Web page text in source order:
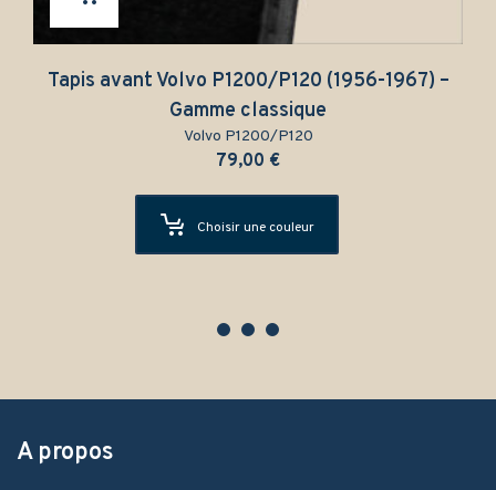
avant Volvo P1200/P120 (1956-1967) –
Gamme classique
Volvo P1200/P120
€
Choisir une couleur
A propos